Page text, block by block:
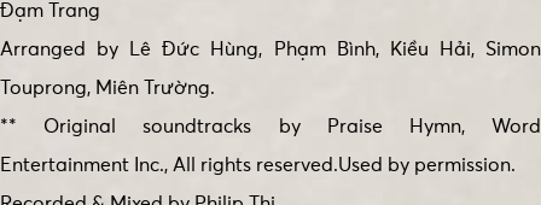
Đạm Trang
Arranged by Lê Đức Hùng, Phạm Bình, Kiều Hải, Simon
Touprong, Miên Trường.
** Original soundtracks by Praise Hymn, Word
Entertainment Inc., All rights reserved.Used by permission.